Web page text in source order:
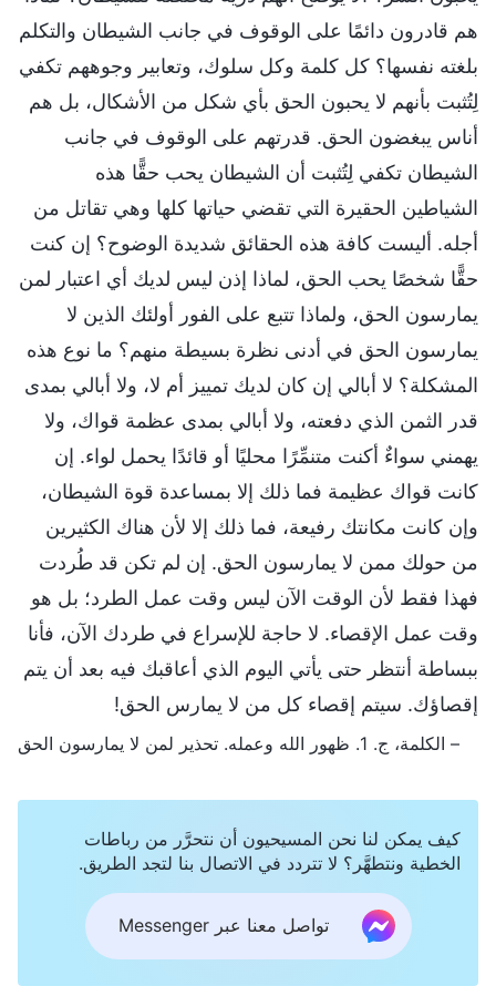
هم قادرون دائمًا على الوقوف في جانب الشيطان والتكلم
بلغته نفسها؟ كل كلمة وكل سلوك، وتعابير وجوههم تكفي
لِتُثبت بأنهم لا يحبون الحق بأي شكل من الأشكال، بل هم
أناس يبغضون الحق. قدرتهم على الوقوف في جانب
الشيطان تكفي لِتُثبت أن الشيطان يحب حقًّا هذه
الشياطين الحقيرة التي تقضي حياتها كلها وهي تقاتل من
أجله. أليست كافة هذه الحقائق شديدة الوضوح؟ إن كنت
حقًّا شخصًا يحب الحق، لماذا إذن ليس لديك أي اعتبار لمن
يمارسون الحق، ولماذا تتبع على الفور أولئك الذين لا
يمارسون الحق في أدنى نظرة بسيطة منهم؟ ما نوع هذه
المشكلة؟ لا أبالي إن كان لديك تمييز أم لا، ولا أبالي بمدى
قدر الثمن الذي دفعته، ولا أبالي بمدى عظمة قواك، ولا
يهمني سواءٌ أكنت متنمِّرًا محليًا أو قائدًا يحمل لواء. إن
كانت قواك عظيمة فما ذلك إلا بمساعدة قوة الشيطان،
وإن كانت مكانتك رفيعة، فما ذلك إلا لأن هناك الكثيرين
من حولك ممن لا يمارسون الحق. إن لم تكن قد طُردت
فهذا فقط لأن الوقت الآن ليس وقت عمل الطرد؛ بل هو
وقت عمل الإقصاء. لا حاجة للإسراع في طردك الآن، فأنا
ببساطة أنتظر حتى يأتي اليوم الذي أعاقبك فيه بعد أن يتم
إقصاؤك. سيتم إقصاء كل من لا يمارس الحق!
– الكلمة، ج. 1. ظهور الله وعمله. تحذير لمن لا يمارسون الحق
كيف يمكن لنا نحن المسيحيون أن نتحرَّر من رباطات
الخطية ونتطهَّر؟ لا تتردد في الاتصال بنا لتجد الطريق.
تواصل معنا عبر Messenger